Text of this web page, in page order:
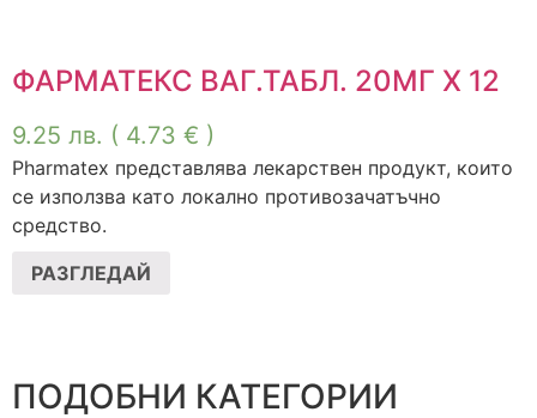
ФАРМАТЕКС ВАГ.ТАБЛ. 20МГ Х 12
9.25 лв. ( 4.73 € )
Pharmatex представлява лекарствен продукт, които
се използва като локално противозачатъчно
средство.
РАЗГЛЕДАЙ
ПОДОБНИ КАТЕГОРИИ